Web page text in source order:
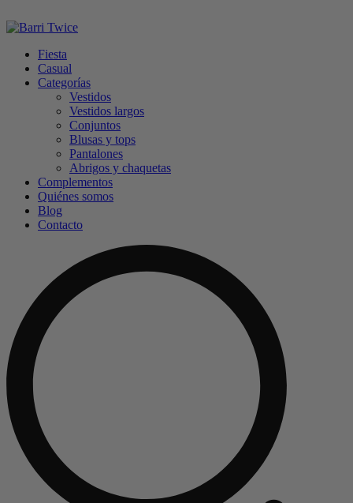
Fiesta
Casual
Categorías
Vestidos
Vestidos largos
Conjuntos
Blusas y tops
Pantalones
Abrigos y chaquetas
Complementos
Quiénes somos
Blog
Contacto